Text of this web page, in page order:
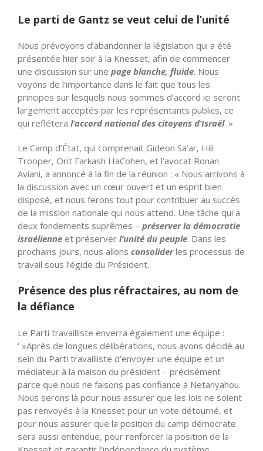
Le parti de Gantz se veut celui de l’unité
Nous prévoyons d’abandonner la législation qui a été
présentée hier soir à la Knesset, afin de commencer
une discussion sur une page blanche, fluide. Nous
voyons de l’importance dans le fait que tous les
principes sur lesquels nous sommes d’accord ici seront
largement acceptés par les représentants publics, ce
qui reflétera l’accord national des citoyens d’Israël. »
Le Camp d’État, qui comprenait Gideon Sa’ar, Hili
Trooper, Orit Farkash HaCohen, et l’avocat Ronan
Aviani, a annoncé à la fin de la réunion : « Nous arrivons à
la discussion avec un cœur ouvert et un esprit bien
disposé, et nous ferons tout pour contribuer au succès
de la mission nationale qui nous attend. Une tâche qui a
deux fondements suprêmes – préserver la démocratie
israélienne et préserver l’unité du peuple. Dans les
prochains jours, nous allons consoliderles processus de
travail sous l’égide du Président.
Présence des plus réfractaires, au nom de
la défiance
Le Parti travailliste enverra également une équipe :
‘ »Après de longues délibérations, nous avons décidé au
sein du Parti travailliste d’envoyer une équipe et un
médiateur à la maison du président – précisément
parce que nous ne faisons pas confiance à Netanyahou.
Nous serons là pour nous assurer que les lois ne soient
pas renvoyés à la Knesset pour un vote détourné, et
pour nous assurer que la position du camp démocrate
sera aussi entendue, pour renforcer la position de la